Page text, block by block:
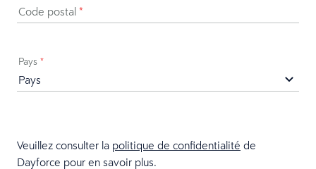
Code postal *
Pays *
Veuillez consulter la politique de confidentialité de
Dayforce pour en savoir plus.